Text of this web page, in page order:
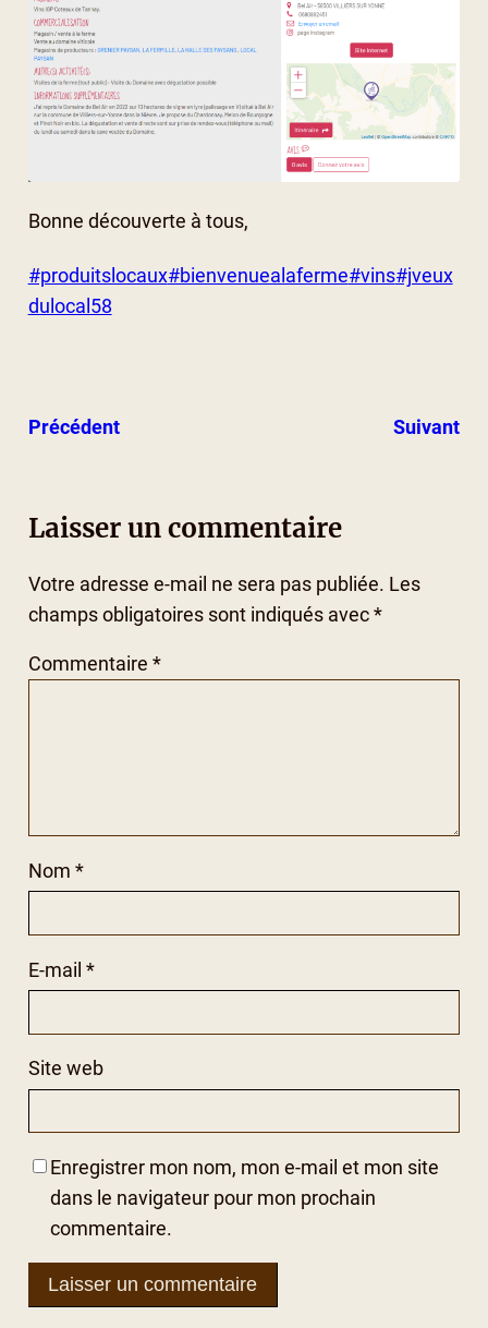
Bonne découverte à tous,
#produitslocaux#bienvenuealaferme#vins#jveux
dulocal58
Précédent Suivant
Laisser un commentaire
Votre adresse e-mail ne sera pas publiée. Les
champs obligatoires sont indiqués avec *
Commentaire *
Nom *
E-mail *
Site web
Enregistrer mon nom, mon e-mail et mon site
dans le navigateur pour mon prochain
commentaire.